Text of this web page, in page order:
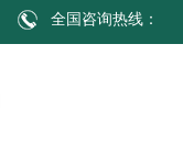
全国咨询热线：